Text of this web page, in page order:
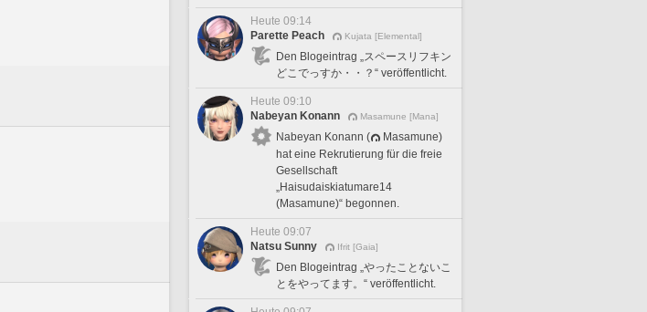
Heute 09:14
Parette Peach
Kujata [Elemental]
Den Blogeintrag „スペースリフキン
どこでっすか・・？“ veröffentlicht.
Heute 09:10
Nabeyan Konann
Masamune [Mana]
Nabeyan Konann (
Masamune)
hat eine Rekrutierung für die freie
Gesellschaft
„Haisudaiskiatumare14
(Masamune)“ begonnen.
Heute 09:07
Natsu Sunny
Ifrit [Gaia]
Den Blogeintrag „やったことないこ
とをやってます。“ veröffentlicht.